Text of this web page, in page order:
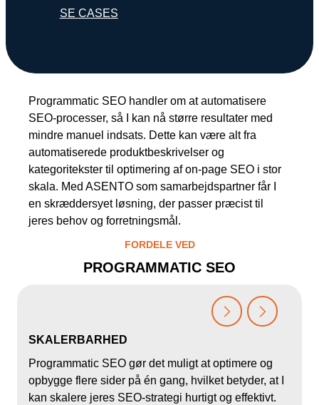
E-MAIL MARKETING
Leadgenerering
E-mail automation
TRACKING
Server-Side Tracking
SE CASES
Programmatic SEO handler om at automatisere
SEO-processer, så I kan nå større resultater med
mindre manuel indsats. Dette kan være alt fra
automatiserede produktbeskrivelser og
kategoritekster til optimering af on-page SEO i stor
skala. Med ASENTO som samarbejdspartner får I
en skræddersyet løsning, der passer præcist til
jeres behov og forretningsmål.
FORDELE VED
PROGRAMMATIC SEO
SKALERBARHED
Programmatic SEO gør det muligt at optimere og
opbygge flere sider på én gang, hvilket betyder, at I
kan skalere jeres SEO-strategi hurtigt og effektivt.